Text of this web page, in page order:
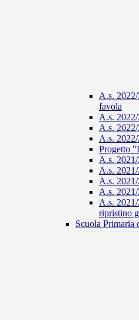
A.s.
favola
A.s.
A.s.
A.s.
Progetto
A.s.
A.s.
A.s.
A.s.
A.s.
ripristino
Scuola Primaria